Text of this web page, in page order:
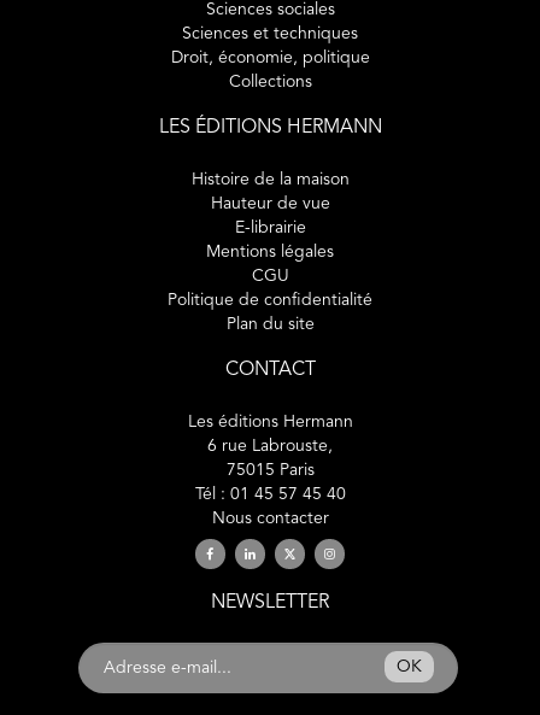
inextricables avec le capitalisme et les technologies.
Sciences sociales
Sciences et techniques
Droit, économie, politique
Collections
LES ÉDITIONS HERMANN
Histoire de la maison
Hauteur de vue
E-librairie
Mentions légales
CGU
Politique de confidentialité
Plan du site
CONTACT
Les éditions Hermann
6 rue Labrouste,
75015 Paris
Tél : 01 45 57 45 40
Nous contacter
NEWSLETTER
OK